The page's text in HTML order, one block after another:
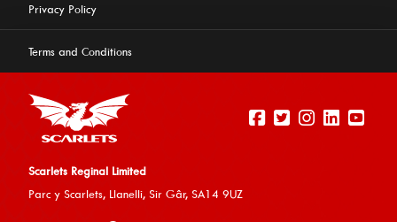
Privacy Policy
Terms and Conditions
Scarlets Reginal Limited
Parc y Scarlets, Llanelli, Sir Gâr, SA14 9UZ